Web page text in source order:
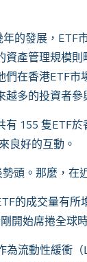
的發展， ETF
資產管理規模則
們在香港ETF市
越多的投資者參
有 155 隻ETF於
良好的互動。
頭。那麼，在
的成交量有所
開始席捲全球
為流動性緩衝（